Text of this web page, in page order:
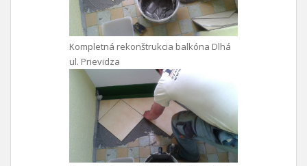
Kompletná rekonštrukcia balkóna Dlhá
ul. Prievidza